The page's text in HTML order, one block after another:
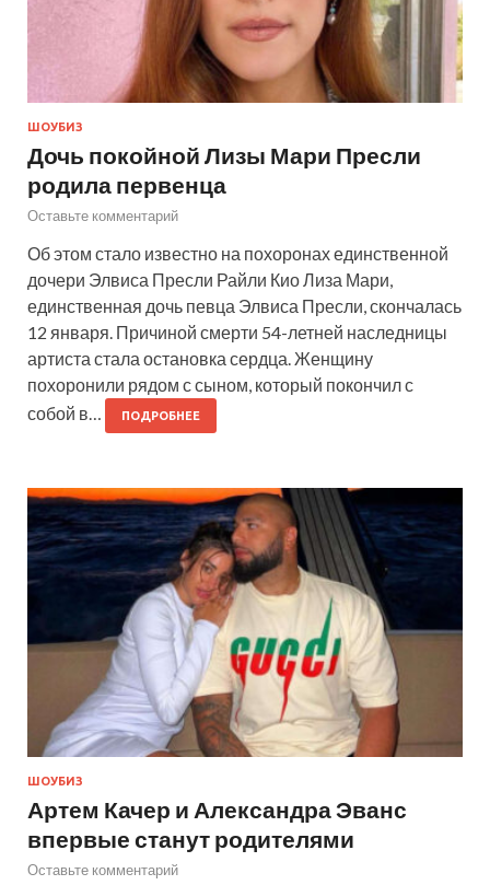
ШОУБИЗ
Дочь покойной Лизы Мари Пресли
родила первенца
Оставьте комментарий
Об этом стало известно на похоронах единственной
дочери Элвиса Пресли Райли Кио Лиза Мари,
единственная дочь певца Элвиса Пресли, скончалась
12 января. Причиной смерти 54-летней наследницы
артиста стала остановка сердца. Женщину
похоронили рядом с сыном, который покончил с
собой в…
ПОДРОБНЕЕ
ШОУБИЗ
Артем Качер и Александра Эванс
впервые станут родителями
Оставьте комментарий